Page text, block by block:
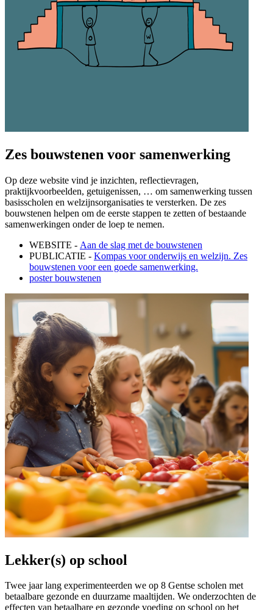
Zes bouwstenen voor samenwerking
Op deze website vind je inzichten, reflectievragen,
praktijkvoorbeelden, getuigenissen, … om samenwerking tussen
basisscholen en welzijnsorganisaties te versterken. De zes
bouwstenen helpen om de eerste stappen te zetten of bestaande
samenwerkingen onder de loep te nemen.
WEBSITE - Aan de slag met de bouwstenen
PUBLICATIE - Kompas voor onderwijs en welzijn. Zes
bouwstenen voor een goede samenwerking.
poster bouwstenen
Lekker(s) op school
Twee jaar lang experimenteerden we op 8 Gentse scholen met
betaalbare gezonde en duurzame maaltijden. We onderzochten de
effecten van betaalbare en gezonde voeding op school op het